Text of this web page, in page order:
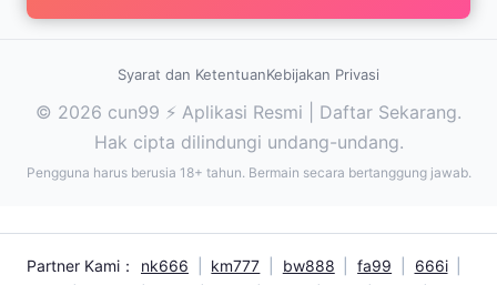
Syarat dan KetentuanKebijakan Privasi
© 2026 cun99 ⚡ Aplikasi Resmi | Daftar Sekarang.
Hak cipta dilindungi undang-undang.
Pengguna harus berusia 18+ tahun. Bermain secara bertanggung jawab.
Partner Kami： nk666 km777 bw888 fa99 666i